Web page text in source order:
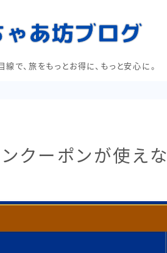
線で、旅をもっとお得に、もっと安心に。
クーポンが使えな